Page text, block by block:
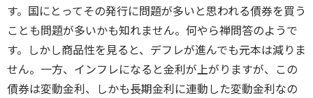
す。国にとってその発行に問題が多いと思われる債券を買う
ことも問題が多いかも知れません。何やら禅問答のようで
す。しかし商品性を見ると、デフレが進んでも元本は減りま
せん。一方、インフレになると金利が上がりますが、この
債券は変動金利、しかも長期金利に連動した変動金利なの